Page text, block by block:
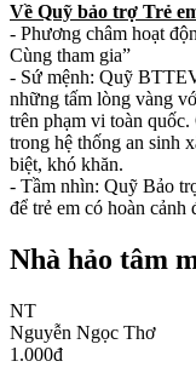
Về Quỹ bảo trợ Trẻ
- Phương châm hoạt
Cùng tham gia”
- Sứ mệnh: Quỹ
những tấm lòng vàng
trên phạm vi toàn
trong hệ thống an sinh
biệt, khó khăn.
- Tầm nhìn: Quỹ Bảo
để trẻ em có hoàn
Nhà hảo tâm
NT
Nguyễn Ngọc Thơ
1.000đ